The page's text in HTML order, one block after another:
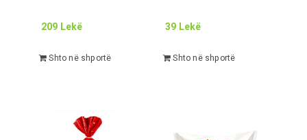
209 Lekë
Shto në shportë
39 Lekë
Shto në shportë